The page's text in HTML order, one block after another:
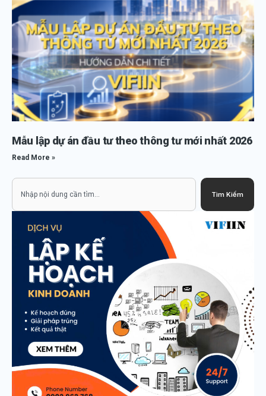
Mẫu lập dự án đầu tư theo thông tư mới nhất 2026
Read More »
Tìm Kiếm